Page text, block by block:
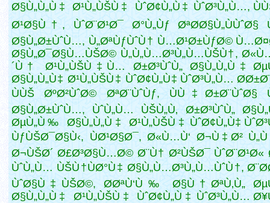
Ø§Ù„Ù„Ù‡ Ø¹Ù„ÙŠÙ‡ ÙˆØ¢Ù„Ù‡ ÙˆØ³Ù„Ù…,
Ø¹Ø§Ù†, ÙˆØ¨Ø¹Ø¯ Ø°Ù„Ùƒ ØªØ­Ø§Ù„ÙÙˆØ§
Ø§Ù„Ø±ÙˆÙ…, Ù„ØªÙƒÙˆÙ† Ù…Ø¹Ø±ÙƒØ©
Ø§Ù„Ø¯Ø§Ù…ÙŠØ© Ù„Ù„Ù…Ø³Ù„Ù…ÙŠÙ†,
´Ù† Ø¹Ù„ÙŠÙ‡Ù… Ø±Ø³ÙˆÙ„ Ø§Ù„Ù„Ù‡
Ø§Ù„Ù„Ù‡ Ø¹Ù„ÙŠÙ‡ ÙˆØ¢Ù„Ù‡ ÙˆØ³Ù„Ù…
ÙÙŠ ØºØ²ÙˆØ© ØªØ¨ÙˆÙƒ, ÙÙ‡Ø±Ø¨ÙˆØ§
Ø§Ù„Ø±ÙˆÙ…, ÙˆÙ„Ù… ÙŠÙ„Ù‚ Ø±Ø³ÙˆÙ„
ØµÙ„Ù‰ Ø§Ù„Ù„Ù‡ Ø¹Ù„ÙŠÙ‡ ÙˆØ¢Ù„Ù‡
ÙƒÙŠØ¯Ø§Ù‹, ÙØ¹Ø§Ø¯, Ø«Ù…Ù‘ Ø¬Ù‡Ø²
Ø¬ÙŠØ´ Ø£Ø³Ø§Ù…Ø© Ø¨Ù† Ø²ÙŠØ¯ ÙˆØ¨Ø¹Ø«
ÙˆÙ„Ù… ÙŠÙ†ÙØ°Ù‡ Ø§Ù„Ù…Ø³Ù„Ù…ÙˆÙ†,
ÙˆØ§Ù‡ÙŠØ©, Ø­ØªÙ‘Ù‰ Ø§Ù†ØªÙ‚Ù„
Ø§Ù„Ù„Ù‡ Ø¹Ù„ÙŠÙ‡ ÙˆØ¢Ù„Ù‡ ÙˆØ³Ù„Ù…